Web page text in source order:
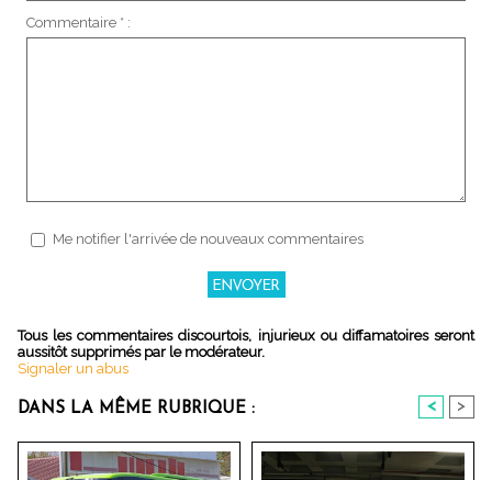
Commentaire * :
Me notifier l'arrivée de nouveaux commentaires
Tous les commentaires discourtois, injurieux ou diffamatoires seront
aussitôt supprimés par le modérateur.
Signaler un abus
DANS LA MÊME RUBRIQUE : < >